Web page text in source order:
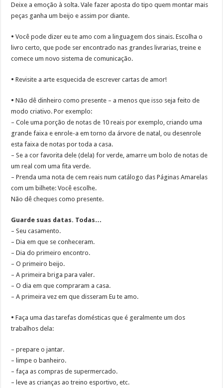
Deixe a emoção à solta. Vale fazer aposta do tipo quem montar mais
peças ganha um beijo e assim por diante.
•Você pode dizer eu te amo com a linguagem dos sinais. Escolha o
livro certo, que pode ser encontrado nas grandes livrarias, treine e
comece um novo sistema de comunicação.
•Revisite a arte esquecida de escrever cartas de amor!
•Não dê dinheiro como presente – a menos que isso seja feito de
modo criativo. Por exemplo:
– Cole uma porção de notas de 10 reais por exemplo, criando uma
grande faixa e enrole-a em torno da árvore de natal, ou desenrole
esta faixa de notas por toda a casa.
– Se a cor favorita dele (dela) for verde, amarre um bolo de notas de
um real com uma fita verde.
– Prenda uma nota de cem reais num catálogo das Páginas Amarelas
com um bilhete: Você escolhe.
Não dê cheques como presente.
Guarde suas datas. Todas…
– Seu casamento.
– Dia em que se conheceram.
– Dia do primeiro encontro.
– O primeiro beijo.
– A primeira briga para valer.
– O dia em que compraram a casa.
– A primeira vez em que disseram Eu te amo.
•Faça uma das tarefas domésticas que é geralmente um dos
trabalhos dela:
– prepare o jantar.
– limpe o banheiro.
– faça as compras de supermercado.
– leve as crianças ao treino esportivo, etc.